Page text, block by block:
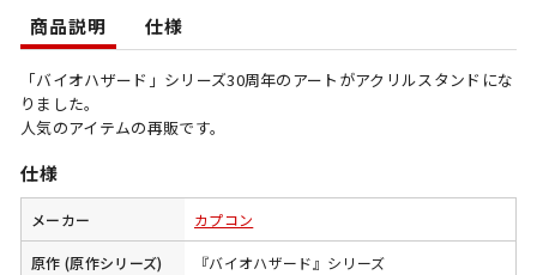
商品説明 仕様
「バイオハザード」シリーズ30周年のアートがアクリルスタンドにな
りました。
人気のアイテムの再販です。
仕様
メーカー カプコン
原作 (原作シリーズ) 『バイオハザード』シリーズ